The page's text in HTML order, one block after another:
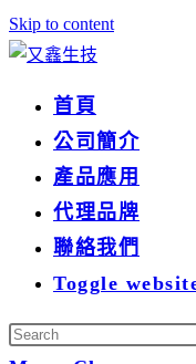
Skip to content
首頁
公司簡介
產品應用
代理品牌
聯絡我們
Toggle